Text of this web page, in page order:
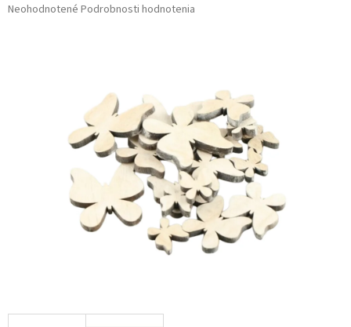
Priemerné
Neohodnotené Podrobnosti hodnotenia